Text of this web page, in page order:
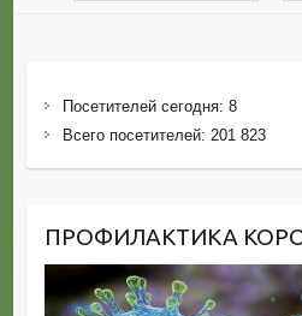
Посетителей сегодня: 8
Всего посетителей: 201 823
ПРОФИЛАКТИКА